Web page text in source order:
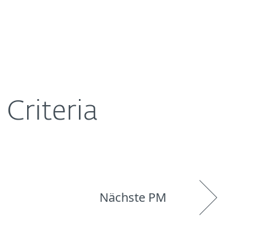
Criteria
Nächste PM